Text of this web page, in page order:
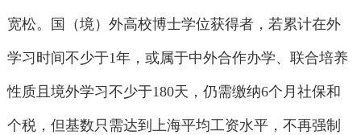
宽松。国（境）外高校博士学位获得者，若累计在外
学习时间不少于1年，或属于中外合作办学、联合培养
性质且境外学习不少于180天，仍需缴纳6个月社保和
个税，但基数只需达到上海平均工资水平，不再强制